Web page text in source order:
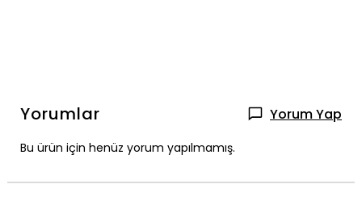
Yorumlar Yorum Yap
Bu ürün için henüz yorum yapılmamış.